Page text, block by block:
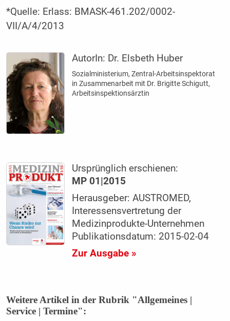
*Quelle: Erlass: BMASK-461.202/0002-
VII/A/4/2013
AutorIn: Dr. Elsbeth Huber
Sozialministerium, Zentral-Arbeitsinspektorat
in Zusammenarbeit mit Dr. Brigitte Schigutt,
Arbeitsinspektionsärztin
Ursprünglich erschienen:
MP 01|2015
Herausgeber: AUSTROMED,
Interessensvertretung der
Medizinprodukte-Unternehmen
Publikationsdatum: 2015-02-04
Zur Ausgabe »
Weitere Artikel in der Rubrik "Allgemeines |
Service | Termine":